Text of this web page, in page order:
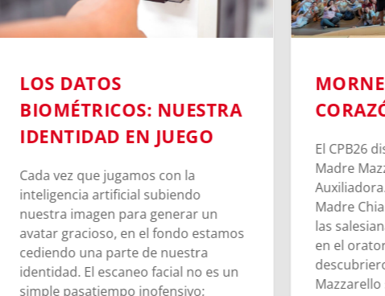
LOS DATOS
BIOMÉTRICOS: NUESTRA
IDENTIDAD EN JUEGO
Cada vez que jugamos con la
inteligencia artificial subiendo
nuestra imagen para generar un
avatar gracioso, en el fondo estamos
cediendo una parte de nuestra
identidad. El escaneo facial no es un
simple pasatiempo inofensivo;
El CPB26
Madre
Madre
las
en el